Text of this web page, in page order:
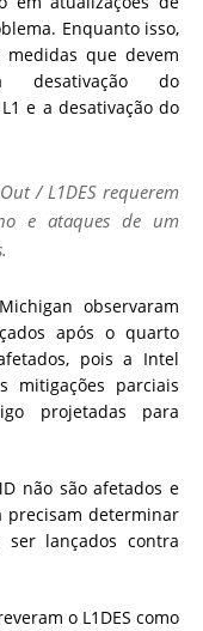
Enquanto isso,
que devem
desativação do
e a desativação do
/ L1DES requerem
e ataques de um
observaram
após o quarto
pois a Intel
mitigações parciais
projetadas para
não são afetados e
precisam determinar
lançados contra
o L1DES como